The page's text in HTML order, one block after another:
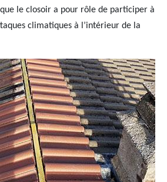
le closoir a pour rôle de participer à
climatiques à l’intérieur de la